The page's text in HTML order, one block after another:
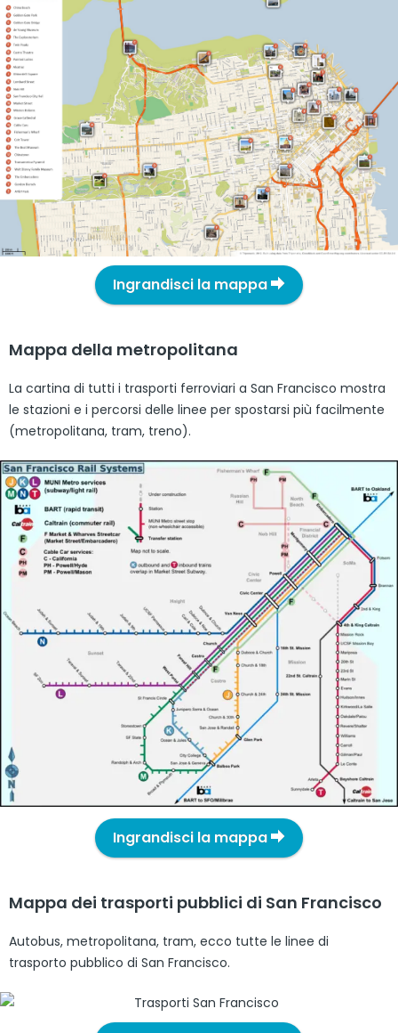
Ingrandisci la mappa
Mappa della metropolitana
La cartina di tutti i trasporti ferroviari a San Francisco mostra
le stazioni e i percorsi delle linee per spostarsi più facilmente
(metropolitana, tram, treno).
Ingrandisci la mappa
Mappa dei trasporti pubblici di San Francisco
Autobus, metropolitana, tram, ecco tutte le linee di
trasporto pubblico di San Francisco.